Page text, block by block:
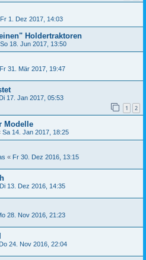
Fr 1. Dez 2017, 14:03
Holdertraktoren
So 18. Jun 2017, 13:50
Fr 31. Mär 2017, 19:47
Di 17. Jan 2017, 05:53
1 2
Modelle
Sa 14. Jan 2017, 18:25
« Fr 30. Dez 2016, 13:15
Di 13. Dez 2016, 14:35
28. Nov 2016, 21:23
Do 24. Nov 2016, 22:04